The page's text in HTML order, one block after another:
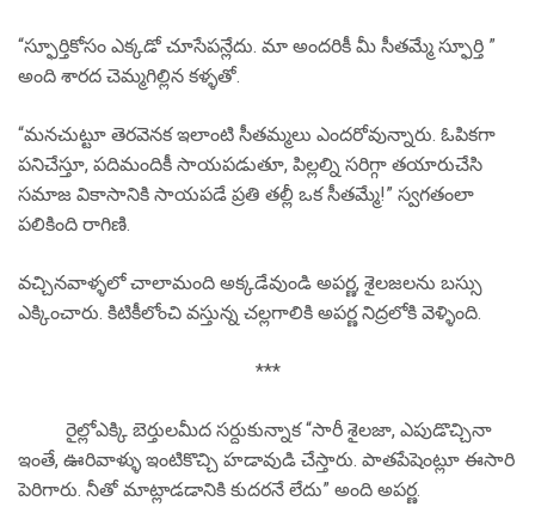
“స్ఫూర్తికోసం ఎక్కడో చూసేపన్లేదు. మా అందరికీ మీ సీతమ్మే స్ఫూర్తి ”
అంది శారద చెమ్మగిల్లిన కళ్ళతో.
“మనచుట్టూ తెరవెనక ఇలాంటి సీతమ్మలు ఎందరోవున్నారు. ఓపికగా
పనిచేస్తూ, పదిమందికీ సాయపడుతూ, పిల్లల్ని సరిగ్గా తయారుచేసి
సమాజ వికాసానికి సాయపడే ప్రతి తల్లీ ఒక సీతమ్మే!” స్వగతంలా
పలికింది రాగిణి.
వచ్చినవాళ్ళలో చాలామంది అక్కడేవుండి అపర్ణ, శైలజలను బస్సు
ఎక్కించారు. కిటికీలోంచి వస్తున్న చల్లగాలికి అపర్ణ నిద్రలోకి వెళ్ళింది.
***
రైల్లోఎక్కి బెర్తులమీద సర్దుకున్నాక “సారీ శైలజా, ఎపుడొచ్చినా
ఇంతే, ఊరివాళ్ళు ఇంటికొచ్చి హడావుడి చేస్తారు. పాతపేషెంట్లూ ఈసారి
పెరిగారు. నీతో మాట్లాడడానికి కుదరనే లేదు” అంది అపర్ణ.